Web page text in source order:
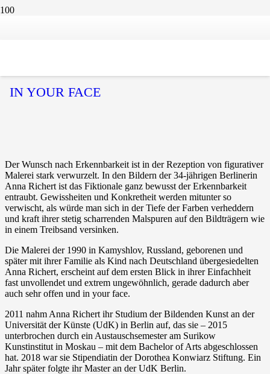
IN YOUR FACE
Der Wunsch nach Erkennbarkeit ist in der Rezeption von figurativer
Malerei stark verwurzelt. In den Bildern der 34-jährigen Berlinerin
Anna Richert ist das Fiktionale ganz bewusst der Erkennbarkeit
entraubt. Gewissheiten und Konkretheit werden mitunter so
verwischt, als würde man sich in der Tiefe der Farben verheddern
und kraft ihrer stetig scharrenden Malspuren auf den Bildträgern wie
in einem Treibsand versinken.
Die Malerei der 1990 in Kamyshlov, Russland, geborenen und
später mit ihrer Familie als Kind nach Deutschland übergesiedelten
Anna Richert, erscheint auf dem ersten Blick in ihrer Einfachheit
fast unvollendet und extrem ungewöhnlich, gerade dadurch aber
auch sehr offen und in your face.
2011 nahm Anna Richert ihr Studium der Bildenden Kunst an der
Universität der Künste (UdK) in Berlin auf, das sie – 2015
unterbrochen durch ein Austauschsemester am Surikow
Kunstinstitut in Moskau – mit dem Bachelor of Arts abgeschlossen
hat. 2018 war sie Stipendiatin der Dorothea Konwiarz Stiftung. Ein
Jahr später folgte ihr Master an der UdK Berlin.